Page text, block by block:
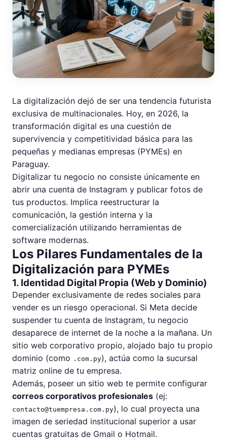
La digitalización dejó de ser una tendencia futurista
exclusiva de multinacionales. Hoy, en 2026, la
transformación digital es una cuestión de
supervivencia y competitividad básica para las
pequeñas y medianas empresas (PYMEs) en
Paraguay.
Digitalizar tu negocio no consiste únicamente en
abrir una cuenta de Instagram y publicar fotos de
tus productos. Implica reestructurar la
comunicación, la gestión interna y la
comercialización utilizando herramientas de
software modernas.
Los Pilares Fundamentales de la
Digitalización para PYMEs
1. Identidad Digital Propia (Web y Dominio)
Depender exclusivamente de redes sociales para
vender es un riesgo operacional. Si Meta decide
suspender tu cuenta de Instagram, tu negocio
desaparece de internet de la noche a la mañana. Un
sitio web corporativo propio, alojado bajo tu propio
dominio (como .com.py), actúa como la sucursal
matriz online de tu empresa.
Además, poseer un sitio web te permite configurar
correos corporativos profesionales (ej:
contacto@tuempresa.com.py), lo cual proyecta una
imagen de seriedad institucional superior a usar
cuentas gratuitas de Gmail o Hotmail.